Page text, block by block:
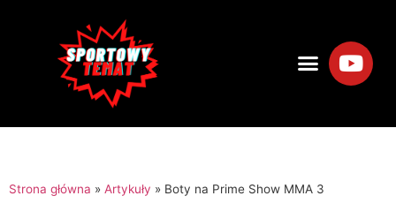
Strona główna » Artykuły » Boty na Prime Show MMA 3